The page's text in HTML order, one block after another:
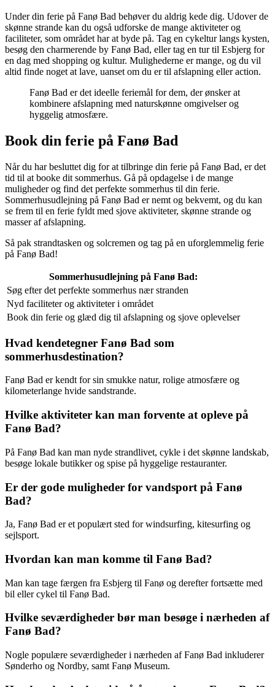
Under din ferie på Fanø Bad behøver du aldrig kede dig. Udover de
skønne strande kan du også udforske de mange aktiviteter og
faciliteter, som området har at byde på. Tag en cykeltur langs kysten,
besøg den charmerende by Fanø Bad, eller tag en tur til Esbjerg for
en dag med shopping og kultur. Mulighederne er mange, og du vil
altid finde noget at lave, uanset om du er til afslapning eller action.
Fanø Bad er det ideelle feriemål for dem, der ønsker at
kombinere afslapning med naturskønne omgivelser og
hyggelig atmosfære.
Book din ferie på Fanø Bad
Når du har besluttet dig for at tilbringe din ferie på Fanø Bad, er det
tid til at booke dit sommerhus. Gå på opdagelse i de mange
muligheder og find det perfekte sommerhus til din ferie.
Sommerhusudlejning på Fanø Bad er nemt og bekvemt, og du kan
se frem til en ferie fyldt med sjove aktiviteter, skønne strande og
masser af afslapning.
Så pak strandtasken og solcremen og tag på en uforglemmelig ferie
på Fanø Bad!
Sommerhusudlejning på Fanø Bad:
Søg efter det perfekte sommerhus nær stranden
Nyd faciliteter og aktiviteter i området
Book din ferie og glæd dig til afslapning og sjove oplevelser
Hvad kendetegner Fanø Bad som
sommerhusdestination?
Fanø Bad er kendt for sin smukke natur, rolige atmosfære og
kilometerlange hvide sandstrande.
Hvilke aktiviteter kan man forvente at opleve på
Fanø Bad?
På Fanø Bad kan man nyde strandlivet, cykle i det skønne landskab,
besøge lokale butikker og spise på hyggelige restauranter.
Er der gode muligheder for vandsport på Fanø
Bad?
Ja, Fanø Bad er et populært sted for windsurfing, kitesurfing og
sejlsport.
Hvordan kan man komme til Fanø Bad?
Man kan tage færgen fra Esbjerg til Fanø og derefter fortsætte med
bil eller cykel til Fanø Bad.
Hvilke seværdigheder bør man besøge i nærheden af
Fanø Bad?
Nogle populære seværdigheder i nærheden af Fanø Bad inkluderer
Sønderho og Nordby, samt Fanø Museum.